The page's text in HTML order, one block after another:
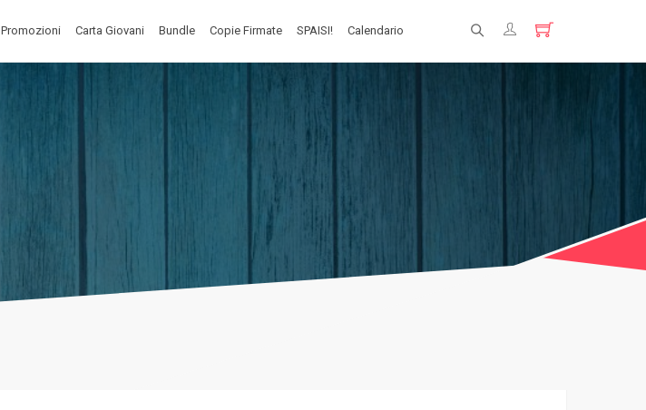
Promozioni Carta Giovani Bundle Copie Firmate SPAISI! Calendario